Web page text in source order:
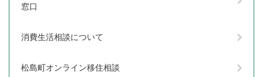
窓口
消費生活相談について
松島町オンライン移住相談